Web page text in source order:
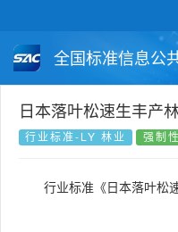
全国标准信息公
国家标准
国外标准
日本落叶松速生丰产
行业标准-LY 林业 强制性
行业标准《日本落叶松